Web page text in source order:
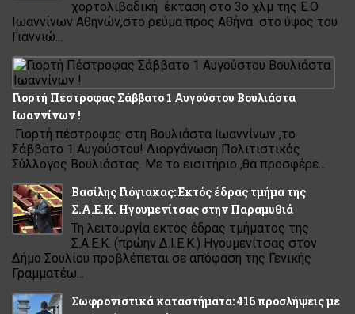
χορτολιβαδική έκταση στο 3ο χλμ της Ε.Ο
Ιωαννίνων Αθηνών,στο ρεύμα προς Αθήνα στο ύψος του
Γιαννιώ...
Γιορτή Πέστροφας Σάββατο 1 Αυγούστου Βουλιάστα
Ιωαννίνων !
Γιορτή πέστροφας στη Βουλιάστα Ιωαννίνων ,το
Σάββατο 1 Αυγούστου! Διοργάνωση Πολιτιστικός
Σύλλογος Βουλιάστας. Με το εισιτήριο ,θα προσφέρε...
Βασίλης Γιόγιακας: Εκτός έδρας τμήμα της
Σ.Α.Ε.Κ. Ηγουμενίτσας στην Παραμυθιά
Τη λειτουργία εκτός έδρας τμήματος της
Σ.Α.Ε.Κ. (πρώην Δ.Ι.Ε.Κ.) Ηγουμενίτσας στον
Δήμο Σουλίου προβλέπεται σε απόφαση της Γενικής
Γραμματέω...
Σωφρονιστικά καταστήματα: 416 προσλήψεις με